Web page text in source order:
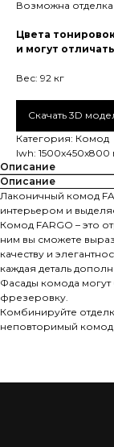
Возможна
Цвета
и могут
Вес: 92 кг
Скачать 3D
Категория: Комод
lwh: 1500x450x800
Описание
Описание
Лаконичный комод
интерьером и
Комод FARGO – это
ним вы сможете
качеству и
каждая деталь
Фасады комода
фрезеровку.
Комбинируйте
неповторимый комод
Мебель
Столы
Хранение
Аксессуары
Как оформить
Доставка и